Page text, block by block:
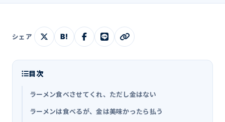
シェア B!
目次
ラーメン食べさせてくれ、ただし金はない
ラーメンは食べるが、金は美味かったら払う